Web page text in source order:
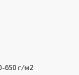
650 г/м2